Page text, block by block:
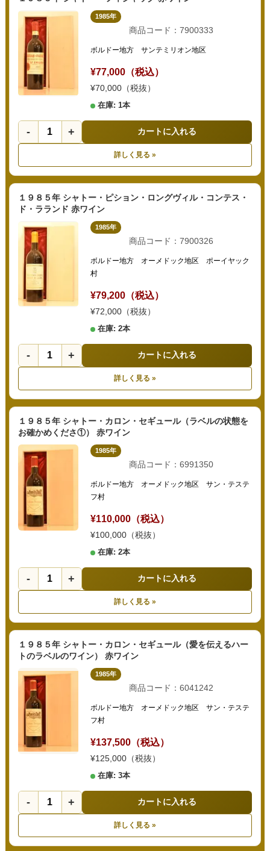
1985年
商品コード：7900333
ボルドー地方 サンテミリオン地区
¥77,000（税込）
¥70,000（税抜）
在庫: 1本
- + カートに入れる
詳しく見る »
１９８５年 シャトー・ピション・ロングヴィル・コンテス・
ド・ラランド 赤ワイン
1985年
商品コード：7900326
ボルドー地方 オーメドック地区 ポーイヤック
村
¥79,200（税込）
¥72,000（税抜）
在庫: 2本
- + カートに入れる
詳しく見る »
１９８５年 シャトー・カロン・セギュール（ラベルの状態を
お確かめくださ①） 赤ワイン
1985年
商品コード：6991350
ボルドー地方 オーメドック地区 サン・テステ
フ村
¥110,000（税込）
¥100,000（税抜）
在庫: 2本
- + カートに入れる
詳しく見る »
１９８５年 シャトー・カロン・セギュール（愛を伝えるハー
トのラベルのワイン） 赤ワイン
1985年
商品コード：6041242
ボルドー地方 オーメドック地区 サン・テステ
フ村
¥137,500（税込）
¥125,000（税抜）
在庫: 3本
- + カートに入れる
詳しく見る »